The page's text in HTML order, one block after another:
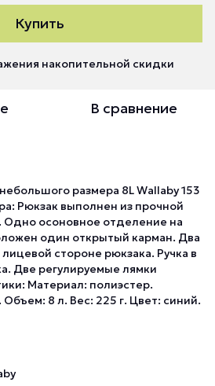
Купить
накопительной скидки
В сравнение
размера 8L Wallaby 153
Рюкзак выполнен из прочной
Одно осоновное отделение на
один открытый карман. Два
стороне рюкзака. Ручка в
Две регулируемые лямки
Материал: полиэстер.
Объем: 8 л. Вес: 225 г. Цвет: синий.